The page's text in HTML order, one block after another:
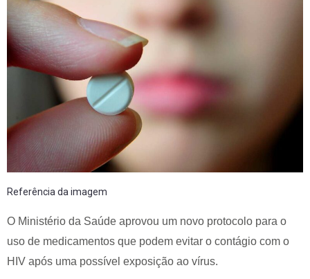
Referência da imagem
O Ministério da Saúde aprovou um novo protocolo para o
uso de medicamentos que podem evitar o contágio com o
HIV após uma possível exposição ao vírus.